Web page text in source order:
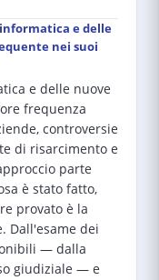
e delle
nei suoi
e delle nuove
frequenza
controversie
di risarcimento e
parte
è stato fatto,
provato è la
Dall'esame dei
— dalla
giudiziale — e